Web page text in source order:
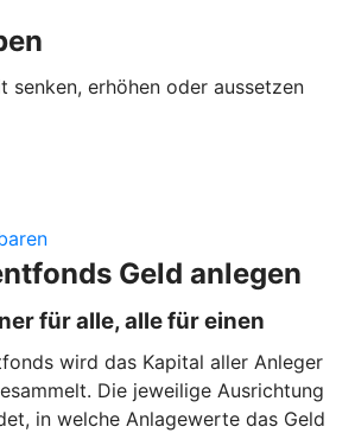
senken, erhöhen oder aussetzen
Geld anlegen
für alle, alle für einen
wird das Kapital aller Anleger
Die jeweilige Ausrichtung
in welche Anlagewerte das Geld